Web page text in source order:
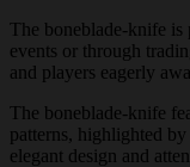
The boneblade-knife
events or through
and players eagerly
The boneblade-knife
patterns, highlighted
elegant design and